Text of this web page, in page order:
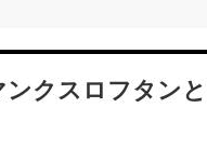
クスロフタン